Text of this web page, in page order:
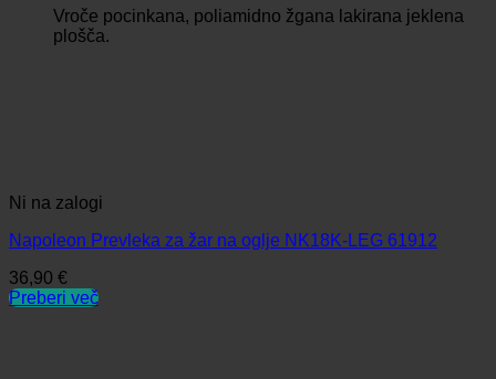
Vroče pocinkana, poliamidno žgana lakirana jeklena
plošča.
Ni na zalogi
Napoleon Prevleka za žar na oglje NK18K-LEG 61912
36,90 €
Preberi več